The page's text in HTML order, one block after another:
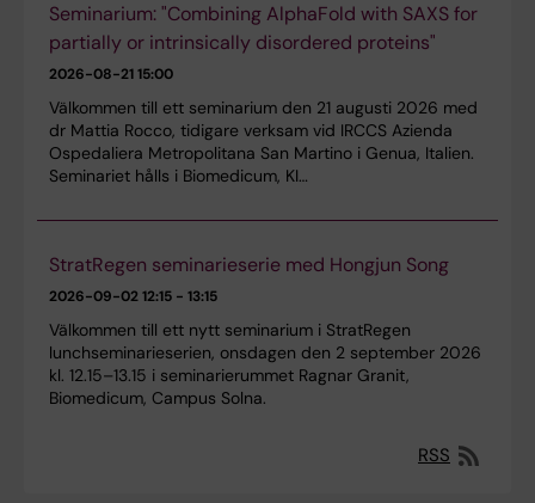
Seminarium: "Combining AlphaFold with SAXS for
partially or intrinsically disordered proteins"
2026-08-2115:00
Välkommen till ett seminarium den 21 augusti 2026 med
dr Mattia Rocco, tidigare verksam vid IRCCS Azienda
Ospedaliera Metropolitana San Martino i Genua, Italien.
Seminariet hålls i Biomedicum, KI…
StratRegen seminarieserie med Hongjun Song
2026-09-0212:15 - 13:15
Välkommen till ett nytt seminarium i StratRegen
lunchseminarieserien, onsdagen den 2 september 2026
kl. 12.15–13.15 i seminarierummet Ragnar Granit,
Biomedicum, Campus Solna.
RSS